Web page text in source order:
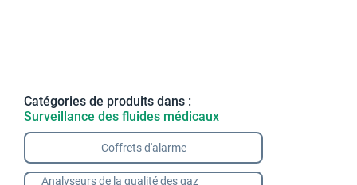
Catégories de produits dans :
Surveillance des fluides médicaux
Coffrets d'alarme
Analyseurs de la qualité des gaz